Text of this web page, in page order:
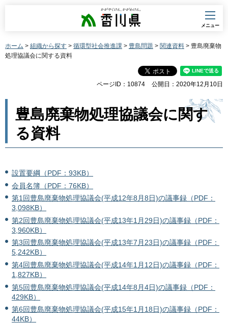
香川県
メニュー
ホーム > 組織から探す > 循環型社会推進課 > 豊島問題 > 関連資料 > 豊島廃棄物
処理協議会に関する資料
ページID：10874 公開日：2020年12月10日
豊島廃棄物処理協議会に関す
る資料
設置要綱（PDF：93KB）
会員名簿（PDF：76KB）
第1回豊島廃棄物処理協議会(平成12年8月8日)の議事録（PDF：
3,098KB）
第2回豊島廃棄物処理協議会(平成13年1月29日)の議事録（PDF：
3,960KB）
第3回豊島廃棄物処理協議会(平成13年7月23日)の議事録（PDF：
5,242KB）
第4回豊島廃棄物処理協議会(平成14年1月12日)の議事録（PDF：
1,827KB）
第5回豊島廃棄物処理協議会(平成14年8月4日)の議事録（PDF：
429KB）
第6回豊島廃棄物処理協議会(平成15年1月18日)の議事録（PDF：
44KB）